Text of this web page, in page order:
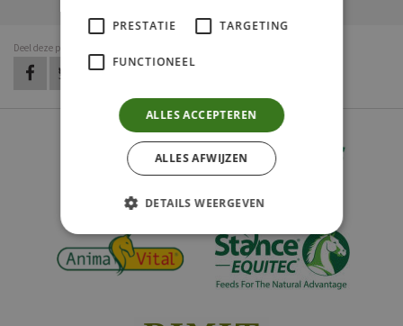
Deel deze pagina
op Facebook
op Twitterop LinkedInop Pinterestop WhatsApp
PRESTATIE TARGETING
FUNCTIONEEL
ALLES ACCEPTEREN
ALLES AFWIJZEN
DETAILS WEERGEVEN